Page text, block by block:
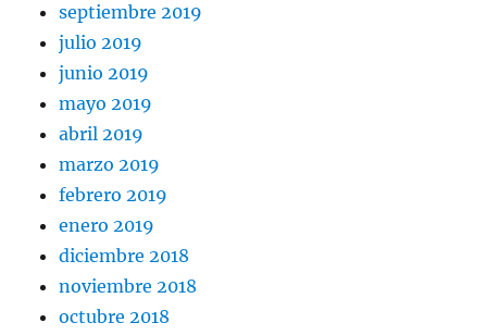
septiembre 2019
julio 2019
junio 2019
mayo 2019
abril 2019
marzo 2019
febrero 2019
enero 2019
diciembre 2018
noviembre 2018
octubre 2018